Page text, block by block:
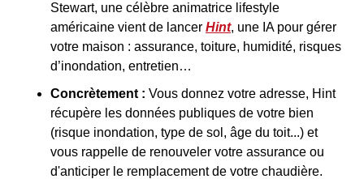
Stewart, une célèbre animatrice lifestyle
américaine vient de lancer Hint, une IA pour gérer
votre maison : assurance, toiture, humidité, risques
d’inondation, entretien…
Concrètement : Vous donnez votre adresse, Hint
récupère les données publiques de votre bien
(risque inondation, type de sol, âge du toit...) et
vous rappelle de renouveler votre assurance ou
d'anticiper le remplacement de votre chaudière.